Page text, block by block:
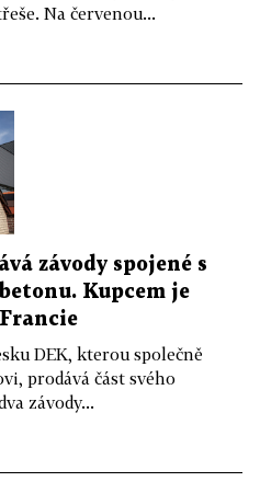
Na červenou...
závody spojené s
Kupcem je
DEK, kterou společně
prodává část svého
závody...